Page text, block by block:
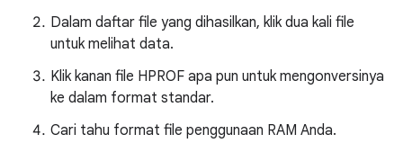
Dalam daftar file yang dihasilkan, klik dua kali file
untuk melihat data.
Klik kanan file HPROF apa pun untuk mengonversinya
ke dalam format standar.
Cari tahu format file penggunaan RAM Anda.